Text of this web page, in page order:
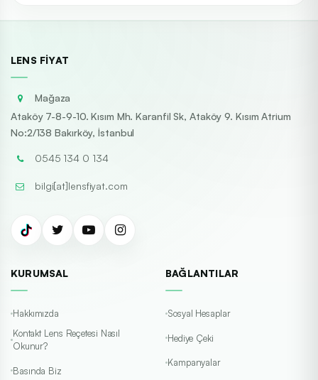
LENS FIYAT
Mağaza
Ataköy 7-8-9-10. Kısım Mh. Karanfil Sk, Ataköy 9. Kısım Atrium
No:2/138 Bakırköy, İstanbul
0545 134 0 134
bilgi[at]lensfiyat.com
KURUMSAL
Hakkımızda
Kontakt Lens Reçetesi Nasıl
Okunur?
Basında Biz
BAĞLANTILAR
Sosyal Hesaplar
Hediye Çeki
Kampanyalar